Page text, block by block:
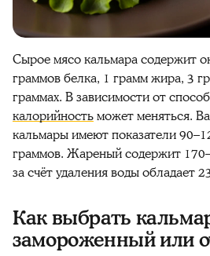
Сыроемясо кальмарасодержит
граммов белка, 1 грамм жира, 3
граммах. В зависимости от
калорийностьможет меняться.
кальмары имеют показатели
граммов. Жареный содержит
за счёт удаления воды обладает
Как выбрать
замороженный или